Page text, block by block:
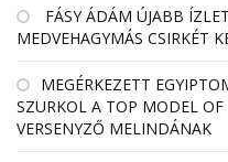
FÁSY ÁDÁM ÚJABB
MEDVEHAGYMÁS CSIRKÉT
MEGÉRKEZETT
SZURKOL A TOP MODEL
VERSENYZŐ MELINDÁNAK